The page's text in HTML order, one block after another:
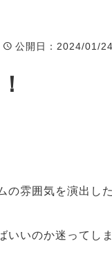
公開日 ：2024/01/
雰囲気を演出し
いいのか迷ってし